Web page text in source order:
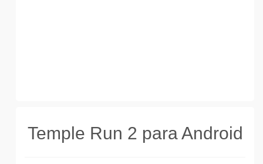
Temple Run 2 para Android